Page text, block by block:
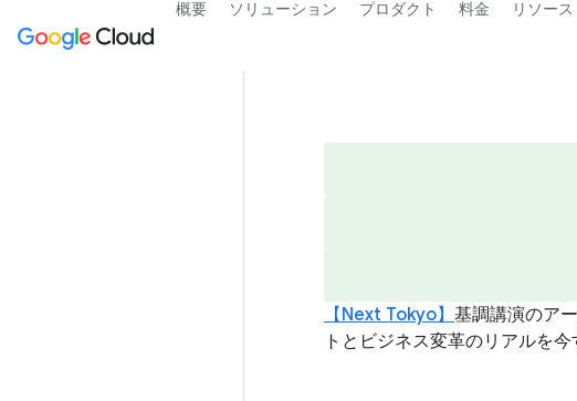
【Next Tokyo】 基調講演のア
トとビジネス変革のリアルを今
概要 ソリューション プロダクト 料金 リソース